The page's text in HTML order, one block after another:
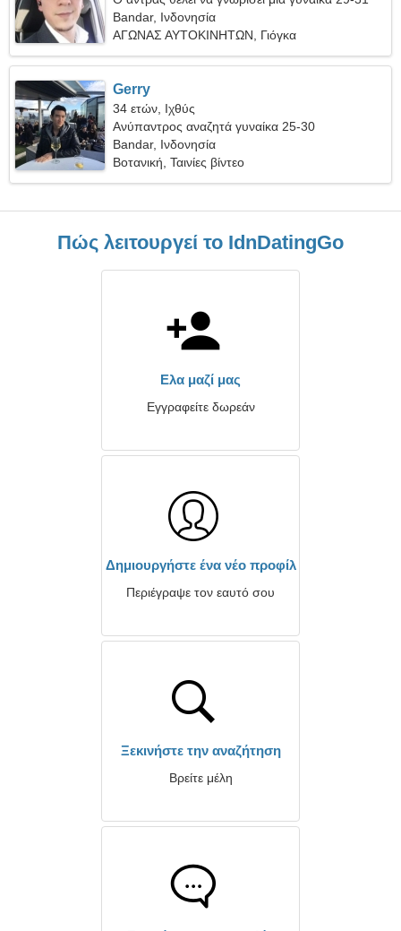
Bandar, Ινδονησία
ΑΓΩΝΑΣ ΑΥΤΟΚΙΝΗΤΩΝ, Γιόγκα
Gerry
34 ετών, Ιχθύς
Ανύπαντρος αναζητά γυναίκα 25-30
Bandar, Ινδονησία
Βοτανική, Ταινίες βίντεο
Πώς λειτουργεί το IdnDatingGo
Ελα μαζί μας
Εγγραφείτε δωρεάν
Δημιουργήστε ένα νέο προφίλ
Περιέγραψε τον εαυτό σου
Ξεκινήστε την αναζήτηση
Βρείτε μέλη